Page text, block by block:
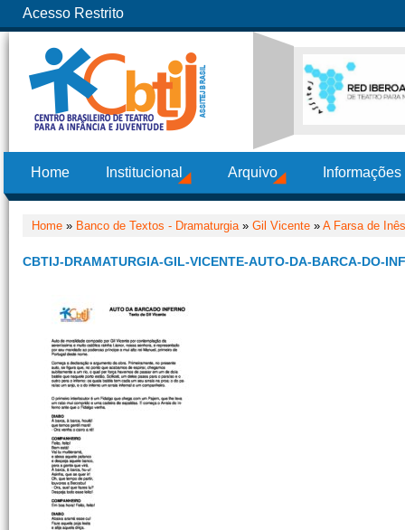
Acesso Restrito
Home Institucional Arquivo
Home » Banco de Textos - Dramaturgia» Gil Vicente » A Farsa de
CBTIJ-DRAMATURGIA-GIL-VICENTE-AUTO-DA-BARCA-DO-